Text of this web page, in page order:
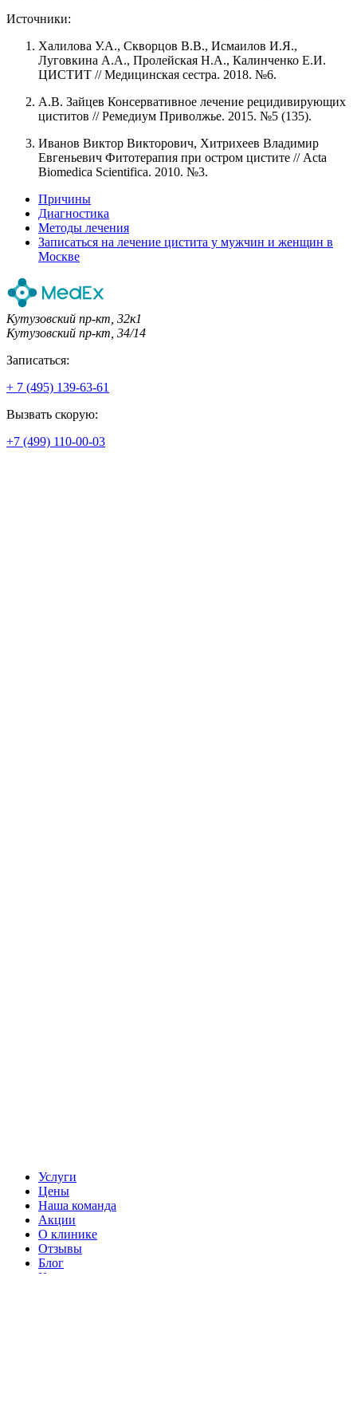
Источники:
Халилова У.А., Скворцов В.В., Исмаилов И.Я.,
Луговкина А.А., Пролейская Н.А., Калинченко Е.И.
ЦИСТИТ // Медицинская сестра. 2018. №6.
А.В. Зайцев Консервативное лечение рецидивирующих
циститов // Ремедиум Приволжье. 2015. №5 (135).
Иванов Виктор Викторович, Хитрихеев Владимир
Евгеньевич Фитотерапия при остром цистите // Acta
Biomedica Scientifica. 2010. №3.
Причины
Диагностика
Методы лечения
Записаться на лечение цистита у мужчин и женщин в
Москве
Кутузовский пр-кт, 32к1
Кутузовский пр-кт, 34/14
Записаться:
+ 7 (495) 139-63-61
Вызвать скорую:
+7 (499) 110-00-03
Услуги
Цены
Наша команда
Акции
О клинике
Отзывы
Блог
Контакты